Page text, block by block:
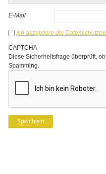
E-Mail
Ich akzeptiere die
CAPTCHA
Diese Sicherheitsfrage überprüft,
Spamming.